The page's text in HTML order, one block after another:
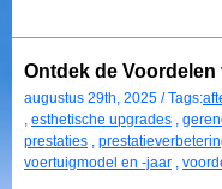
Ontdek de
augustus 29th, 2025 / Tags:
, esthetische upgrades ,
prestaties ,
voertuigmodel en -jaar ,